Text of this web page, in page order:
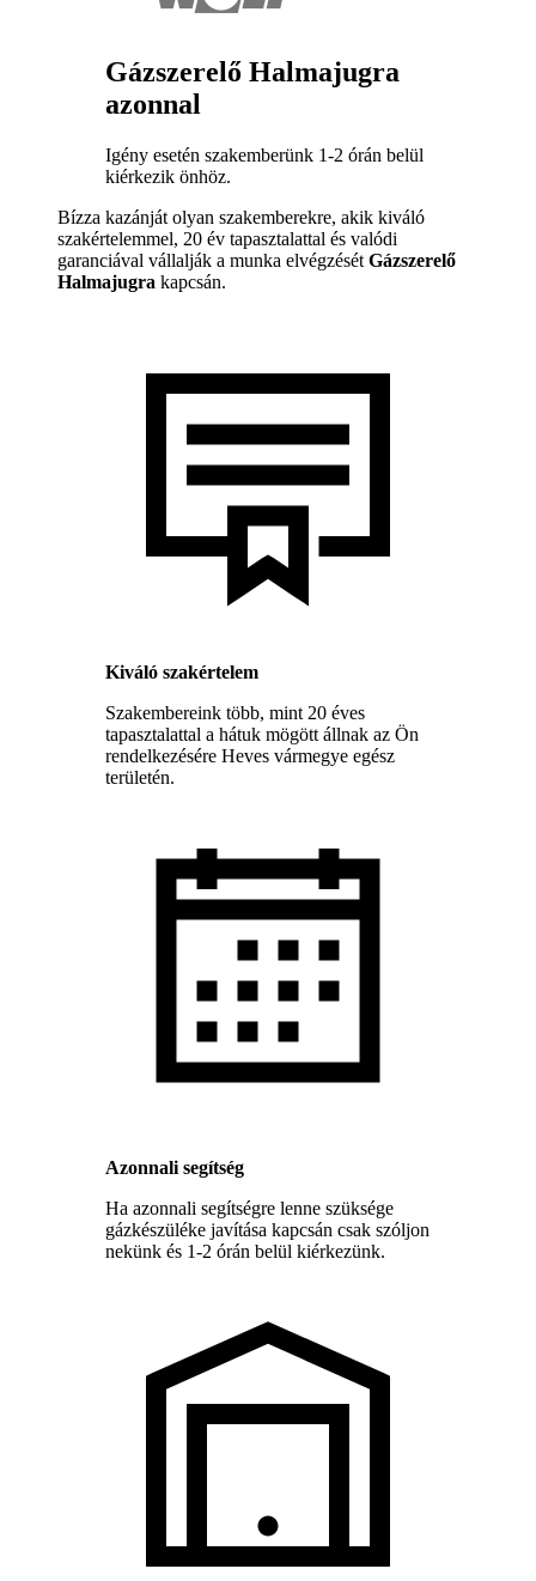
Gázszerelő Halmajugra
azonnal
Igény esetén szakemberünk 1-2 órán belül
kiérkezik önhöz.
Bízza kazánját olyan szakemberekre, akik kiváló
szakértelemmel, 20 év tapasztalattal és valódi
garanciával vállalják a munka elvégzését Gázszerelő
Halmajugra kapcsán.
Kiváló szakértelem
Szakembereink több, mint 20 éves
tapasztalattal a hátuk mögött állnak az Ön
rendelkezésére Heves vármegye egész
területén.
Azonnali segítség
Ha azonnali segítségre lenne szüksége
gázkészüléke javítása kapcsán csak szóljon
nekünk és 1-2 órán belül kiérkezünk.